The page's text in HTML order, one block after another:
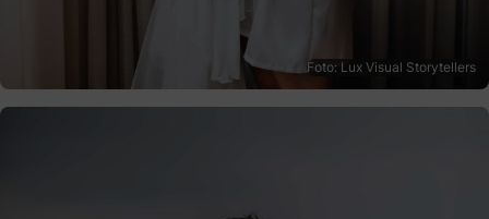
Foto: Lux Visual Storytellers